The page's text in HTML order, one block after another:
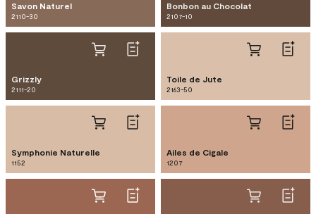
Savon Naturel
2110-30
Bonbon au Chocolat
2107-10
Grizzly
2111-20
Toile de Jute
2163-50
Symphonie Naturelle
1152
Ailes de Cigale
1207